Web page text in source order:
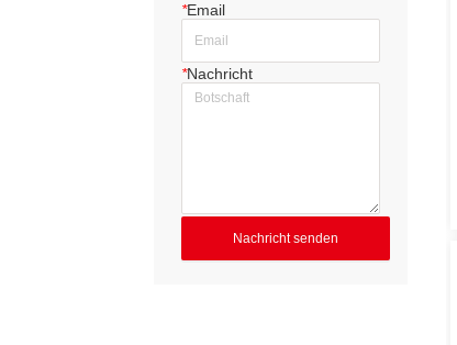
*Email
*Nachricht
Nachricht senden